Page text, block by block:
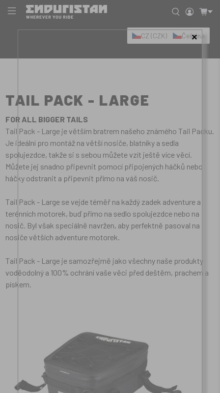
TAIL PACK - LARGE
FOR ALL BIGGER TAILS
Tail Pack - Large je větším bratrem našeho známého Tail Packu.
Je ideální pro montáž na větší nosiče, blatníky a sedla
spolujezdce, takže si s sebou můžete vzít ještě více věcí.
Můžete jej snadno připevnit pomocí připojených háčků nebo
háčky odstranit a připevnit přímo na váš nosič.
Tail Pack - Large se vejde téměř na každý zadek adventure a
terénních motorek, buď přímo na sedlo spolujezdce nebo na
nosič. Byl však speciálně navržen, aby perfektně pasoval na
nosiče větších adventure motorek.
Tail Pack - Large je samozřejmě jako všechny naše produkty
voděodolný a 100% ochrání vaše věci před deštěm, prachem a
pískem.
CZ (CZK) Čeština
×